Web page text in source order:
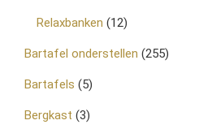
Relaxbanken (12)
Bartafel onderstellen (255)
Bartafels (5)
Bergkast (3)